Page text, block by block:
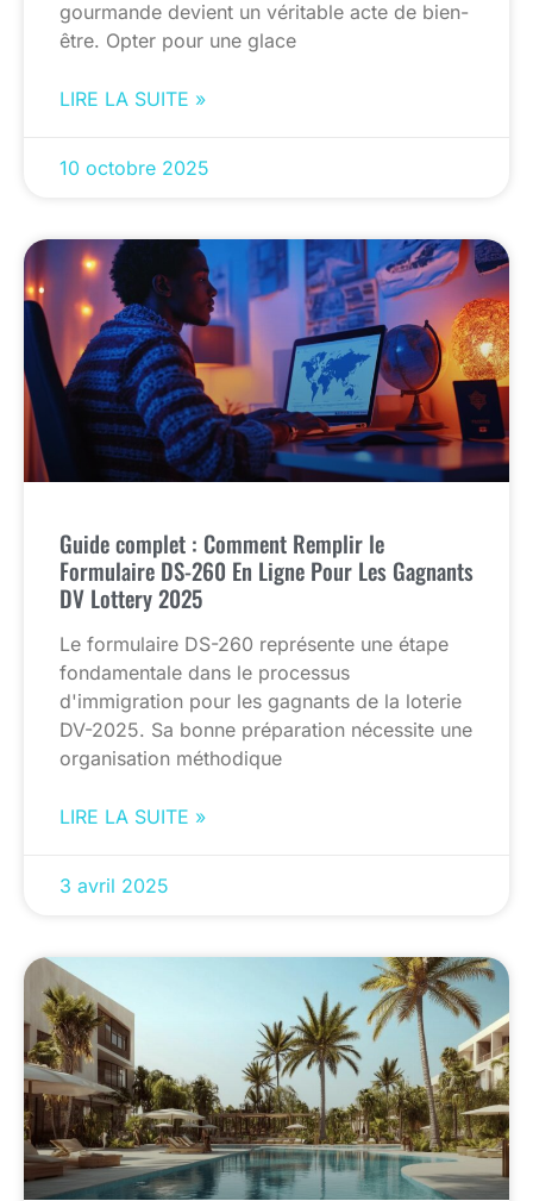
gourmande devient un véritable acte de bien-
être. Opter pour une glace
LIRE LA SUITE »
10 octobre 2025
Guide complet : Comment Remplir le
Formulaire DS-260 En Ligne Pour Les Gagnants
DV Lottery 2025
Le formulaire DS-260 représente une étape
fondamentale dans le processus
d'immigration pour les gagnants de la loterie
DV-2025. Sa bonne préparation nécessite une
organisation méthodique
LIRE LA SUITE »
3 avril 2025